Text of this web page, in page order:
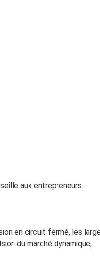
aux entrepreneurs.
en circuit fermé, les
du marché dynamique,